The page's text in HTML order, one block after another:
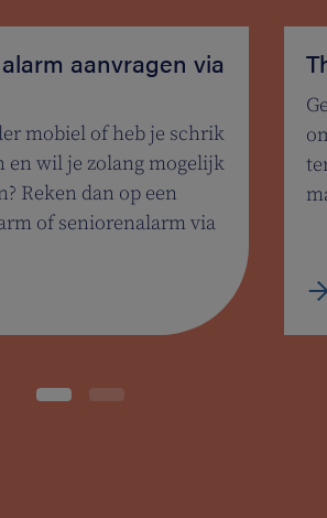
aanvragen via
mobiel of heb je schrik
en wil je zolang mogelijk
Reken dan op een
of seniorenalarm via